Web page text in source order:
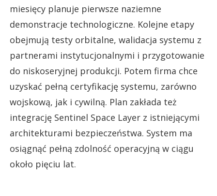
miesięcy planuje pierwsze naziemne
demonstracje technologiczne. Kolejne etapy
obejmują testy orbitalne, walidacja systemu z
partnerami instytucjonalnymi i przygotowanie
do niskoseryjnej produkcji. Potem firma chce
uzyskać pełną certyfikację systemu, zarówno
wojskową, jak i cywilną. Plan zakłada też
integrację Sentinel Space Layer z istniejącymi
architekturami bezpieczeństwa. System ma
osiągnąć pełną zdolność operacyjną w ciągu
około pięciu lat.